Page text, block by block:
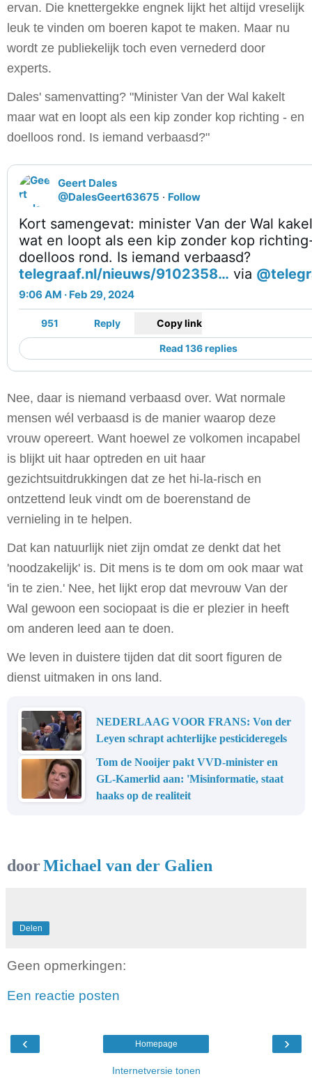
ervan. Die knettergekke engnek lijkt het altijd vreselijk
leuk te vinden om boeren kapot te maken. Maar nu
wordt ze publiekelijk toch even vernederd door
experts.
Dales' samenvatting? "Minister Van der Wal kakelt
maar wat en loopt als een kip zonder kop richting - en
doelloos rond. Is iemand verbaasd?"
Geert Dales
@DalesGeert63675 · Follow
Kort samengevat: minister Van der Wal
wat en loopt als een kip zonder kop
doelloos rond. Is iemand verbaasd?
telegraaf.nl/nieuws/9102358… via
9:06 AM · Feb 29, 2024
951 Reply Copy link
Read 136 replies
Nee, daar is niemand verbaasd over. Wat normale
mensen wél verbaasd is de manier waarop deze
vrouw opereert. Want hoewel ze volkomen incapabel
is blijkt uit haar optreden en uit haar
gezichtsuitdrukkingen dat ze het hi-la-risch en
ontzettend leuk vindt om de boerenstand de
vernieling in te helpen.
Dat kan natuurlijk niet zijn omdat ze denkt dat het
'noodzakelijk' is. Dit mens is te dom om ook maar wat
'in te zien.' Nee, het lijkt erop dat mevrouw Van der
Wal gewoon een sociopaat is die er plezier in heeft
om anderen leed aan te doen.
We leven in duistere tijden dat dit soort figuren de
dienst uitmaken in ons land.
NEDERLAAG VOOR FRANS: Von der
Leyen schrapt achterlijke pesticideregels
Tom de Nooijer pakt VVD-minister en
GL-Kamerlid aan: 'Misinformatie, staat
haaks op de realiteit
doorMichael van der Galien
Delen
Geen opmerkingen:
Een reactie posten
‹ ›
Homepage
Internetversie tonen